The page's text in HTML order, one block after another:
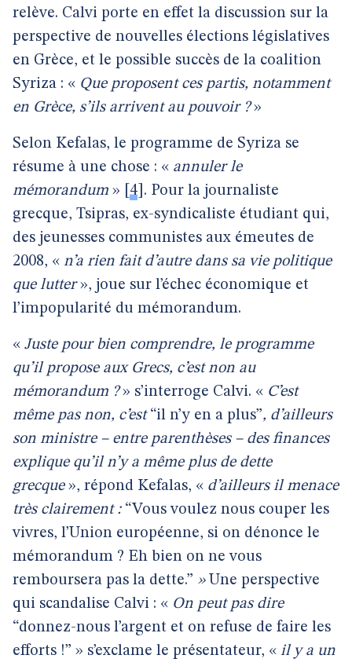
relève. Calvi porte en effet la discussion sur la
perspective de nouvelles élections législatives
en Grèce, et le possible succès de la coalition
Syriza : « Que proposent ces partis, notamment
en Grèce, s’ils arrivent au pouvoir ?»
Selon Kefalas, le programme de Syriza se
résume à une chose : « annuler le
mémorandum » 4 . Pour la journaliste
grecque, Tsipras, ex-syndicaliste étudiant qui,
des jeunesses communistes aux émeutes de
2008, « n’a rien fait d’autre dans sa vie politique
que lutter», joue sur l’échec économique et
l’impopularité du mémorandum.
« Juste pour bien comprendre, le programme
qu’il propose aux Grecs, c’est non au
mémorandum ?» s’interroge Calvi. « C’est
même pas non, c’est “il n’y en a plus”, d’ailleurs
son ministre – entre parenthèses – des finances
explique qu’il n’y a même plus de dette
grecque», répond Kefalas, « d’ailleurs il menace
très clairement : “Vous voulez nous couper les
vivres, l’Union européenne, si on dénonce le
mémorandum ? Eh bien on ne vous
remboursera pas la dette.” »Une perspective
qui scandalise Calvi : « On peut pas dire
“donnez-nous l’argent et on refuse de faire les
efforts !” » s’exclame le présentateur, « il y a un